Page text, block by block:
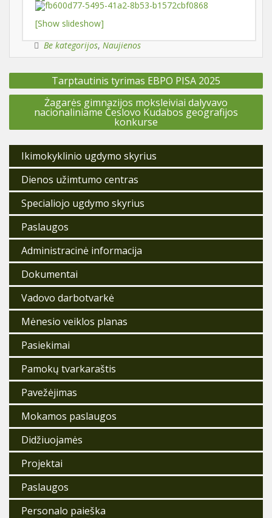
[Show slideshow]
Be kategorijos, Naujienos
N
v
c
j
t
r
r
š
Tarptautinis tyrimas EBPO PISA 2025
Żagarės gimnazijos moksleiviai dalyvavo
nacionaliniame Česlovo Kudabos geografijos
konkurse
Ikimokyklinio ugdymo skyrius
Dienos užimtumo centras
Specialiojo ugdymo skyrius
Paslaugos
Administracinė informacija
Dokumentai
Vadovo darbotvarkė
Mėnesio veiklos planas
Pasiekimai
Pamokų tvarkaraštis
Pavežėjimas
Mokamos paslaugos
Didžiuojamės
Projektai
Paslaugos
Personalo paieška